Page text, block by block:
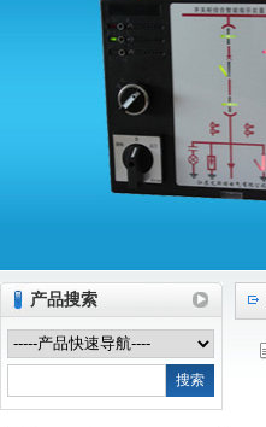
江苏艾斯特电气有限公司
产品搜索